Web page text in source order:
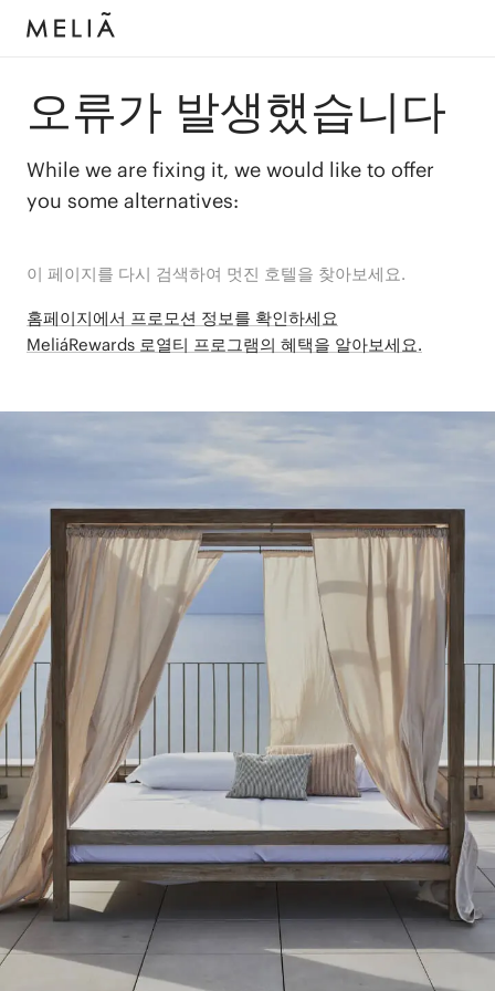
오류가 발생했습니다
While we are fixing it, we would like to offer
you some alternatives:
이 페이지를 다시 검색하여 멋진 호텔을 찾아보세요.
홈페이지에서 프로모션 정보를 확인하세요
MeliáRewards 로열티 프로그램의 혜택을 알아보세요.